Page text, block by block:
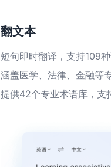
翻文本
短句即时翻译，支持109
涵盖医学、法律、金融等
提供42个专业术语库，支